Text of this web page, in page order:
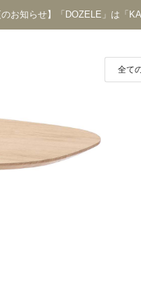
のお知らせ】「DOZELE」は「